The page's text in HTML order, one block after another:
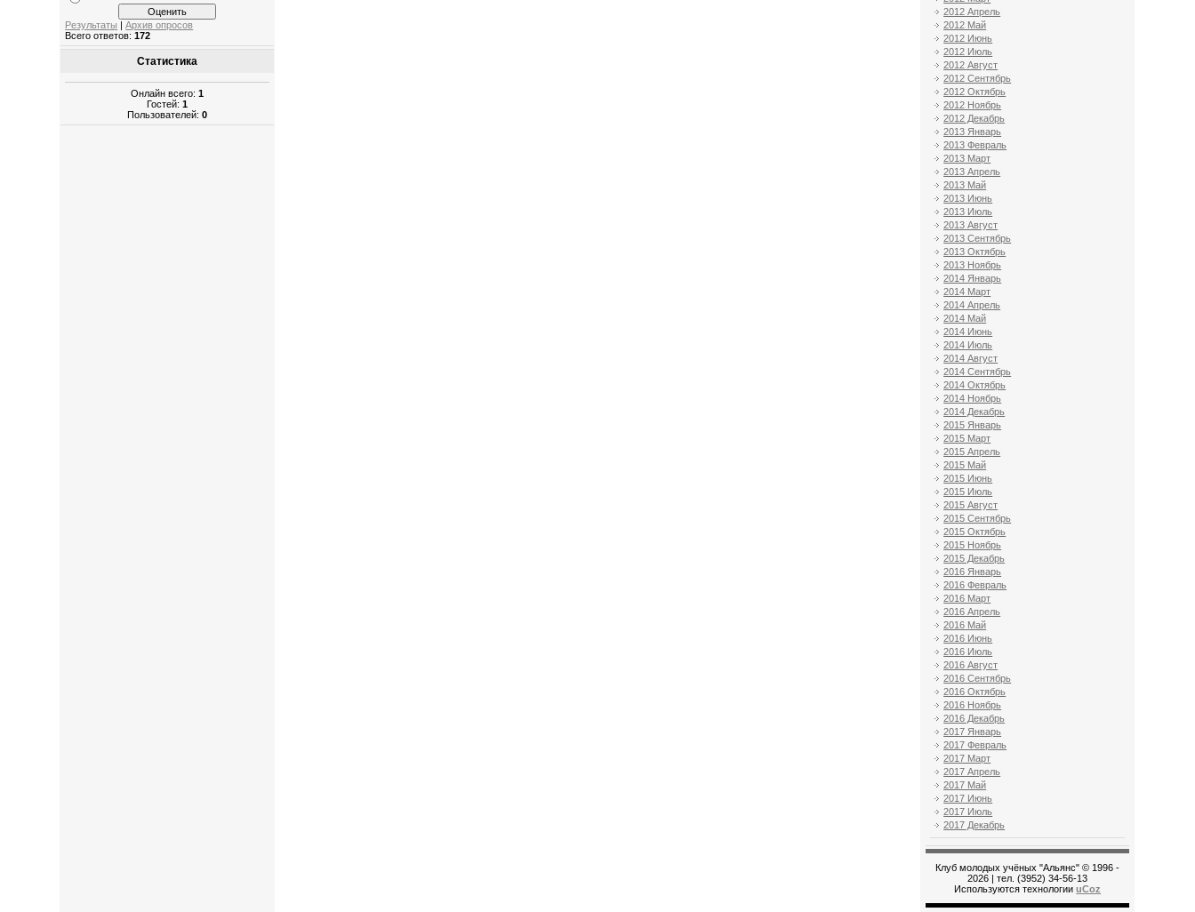
Результаты |Архив опросов
Всего ответов:172
Статистика
Онлайн всего:1
Гостей:1
Пользователей:0
2012 Апрель
2012 Май
2012 Июнь
2012 Июль
2012 Август
2012 Сентябрь
2012 Октябрь
2012 Ноябрь
2012 Декабрь
2013 Январь
2013 Февраль
2013 Март
2013 Апрель
2013 Май
2013 Июнь
2013 Июль
2013 Август
2013 Сентябрь
2013 Октябрь
2013 Ноябрь
2014 Январь
2014 Март
2014 Апрель
2014 Май
2014 Июнь
2014 Июль
2014 Август
2014 Сентябрь
2014 Октябрь
2014 Ноябрь
2014 Декабрь
2015 Январь
2015 Март
2015 Апрель
2015 Май
2015 Июнь
2015 Июль
2015 Август
2015 Сентябрь
2015 Октябрь
2015 Ноябрь
2015 Декабрь
2016 Январь
2016 Февраль
2016 Март
2016 Апрель
2016 Май
2016 Июнь
2016 Июль
2016 Август
2016 Сентябрь
2016 Октябрь
2016 Ноябрь
2016 Декабрь
2017 Январь
2017 Февраль
2017 Март
2017 Апрель
2017 Май
2017 Июнь
2017 Июль
2017 Декабрь
Клуб молодых учёных "Альянс" © 1996 -
2026 | тел. (3952) 34-56-13
Используются технологииuCoz